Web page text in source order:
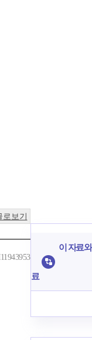
로보기
이 자료
료